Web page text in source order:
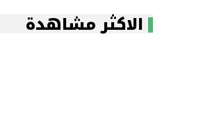
الاكثر مشاهدة